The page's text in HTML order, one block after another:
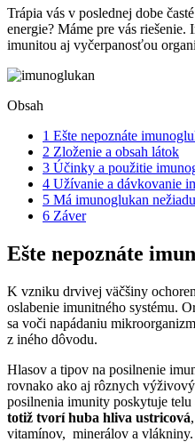
Trápia vás v poslednej dobe
energie? Máme pre vás riešenie.
imunitou aj vyčerpanosťou
Obsah
1 Ešte nepoznáte
2 Zloženie a obsah látok
3 Účinky a použitie
4 Užívanie a dávkovanie
5 Má imunoglukan
6 Záver
Ešte nepoznáte
K vzniku drvivej väčšiny
oslabenie imunitného systému.
sa voči napádaniu
z iného dôvodu.
Hlasov a tipov na posilnenie
rovnako ako aj rôznych
posilnenia imunity poskytuje
totiž tvorí huba hliva ustricová
vitamínov, minerálov a vlákniny.